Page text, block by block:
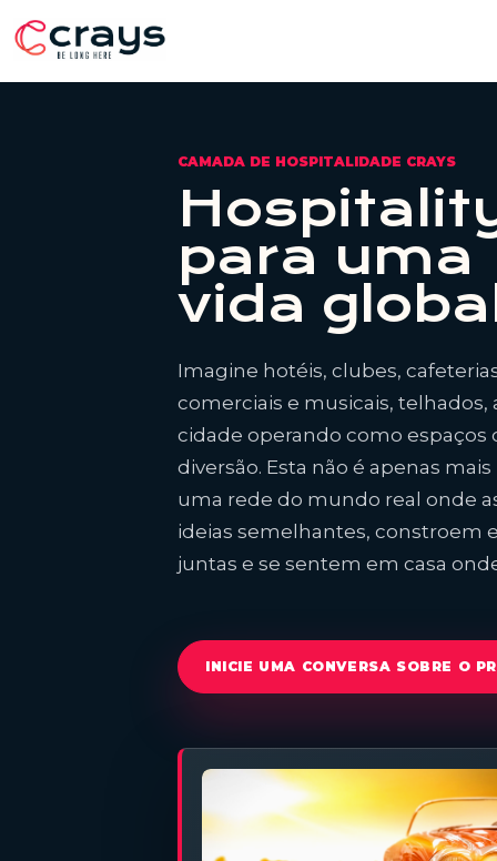
CAMADA DE HOSPITALIDADE CRAYS
para uma
vida
Imagine hotéis, clubes,
comerciais e musicais,
cidade operando como espaços
diversão. Esta não é apenas
uma rede do mundo real onde
ideias semelhantes, constroem
juntas e se sentem em casa
INICIE UMA CONVERSA SOBRE O